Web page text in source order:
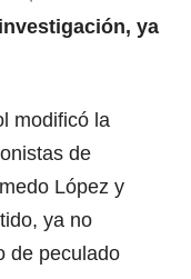
ya
modificó la
de
López y
ya no
de peculado